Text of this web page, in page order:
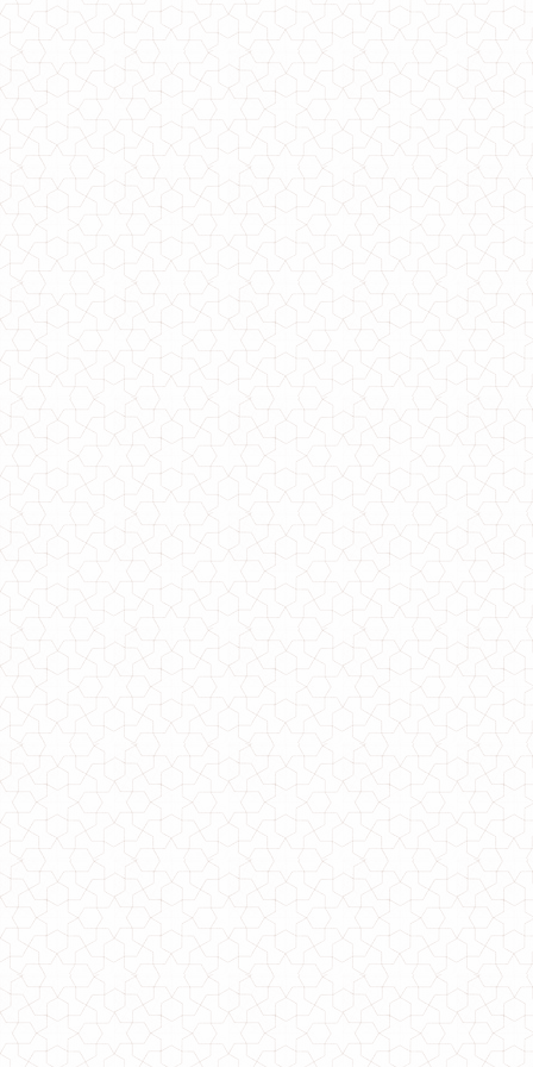
Модний жіночий кардиган халат з поясом
560.00грн.
Модний жіночий кардиган букле
850.00грн.
Жіночий модний полушубок зі вставками із шкіри
1130.00грн.